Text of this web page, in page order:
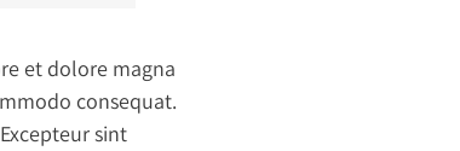
et dolore magna
consequat.
sint